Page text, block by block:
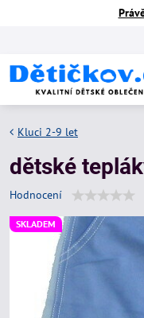
SKLADEM
Kluci 2-9 let
dětské
Hodnocení